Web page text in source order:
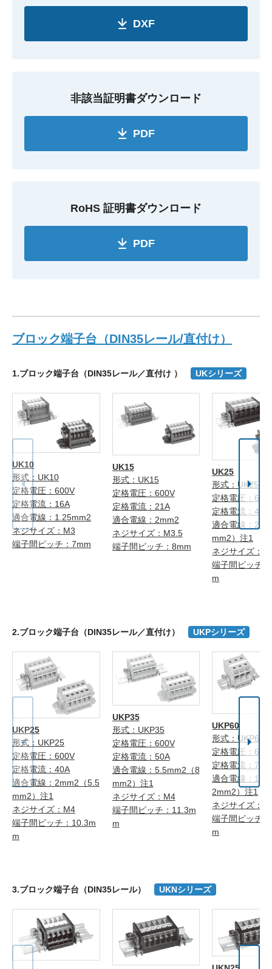
DXF
非該当証明書ダウンロード
PDF
RoHS 証明書ダウンロード
PDF
ブロック端子台（DIN35レール/直付け）
1.ブロック端子台（DIN35レール／直付け ） UKシリーズ
UK10
形式：UK10
定格電圧：600V
定格電流：16A
適合電線：1.25mm2
ネジサイズ：M3
端子間ピッチ：7mm
UK15
形式：UK15
定格電圧：600V
定格電流：21A
適合電線：2mm2
ネジサイズ：M3.5
端子間ピッチ：8mm
UK25
形式：UK25
定格電圧：
定格電流：40A
適合電線：
mm2）注1
ネジサイズ：
端子間ピッチ
m
2.ブロック端子台（DIN35レール／直付け） UKPシリーズ
UKP25
形式：UKP25
定格電圧：600V
定格電流：40A
適合電線：2mm2（5.5
mm2）注1
ネジサイズ：M4
端子間ピッチ：10.3m
m
UKP35
形式：UKP35
定格電圧：600V
定格電流：50A
適合電線：5.5mm2（8
mm2）注1
ネジサイズ：M4
端子間ピッチ：11.3m
m
UKP60
形式：UKP60
定格電圧：
定格電流：70A
適合電線：
2mm2）注1
ネジサイズ：
端子間ピッチ
m
3.ブロック端子台（DIN35レール） UKNシリーズ